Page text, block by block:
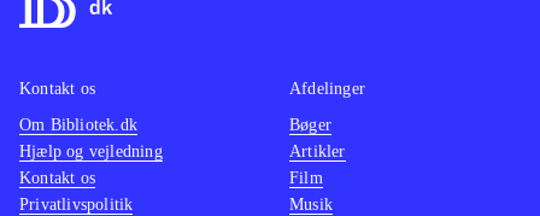
også virker rigtig godt i dette spil
Kontakt os
Om Bibliotek.dk
Hjælp og vejledning
Kontakt os
Privatlivspolitik
Afdelinger
Bøger
Artikler
Film
Musik